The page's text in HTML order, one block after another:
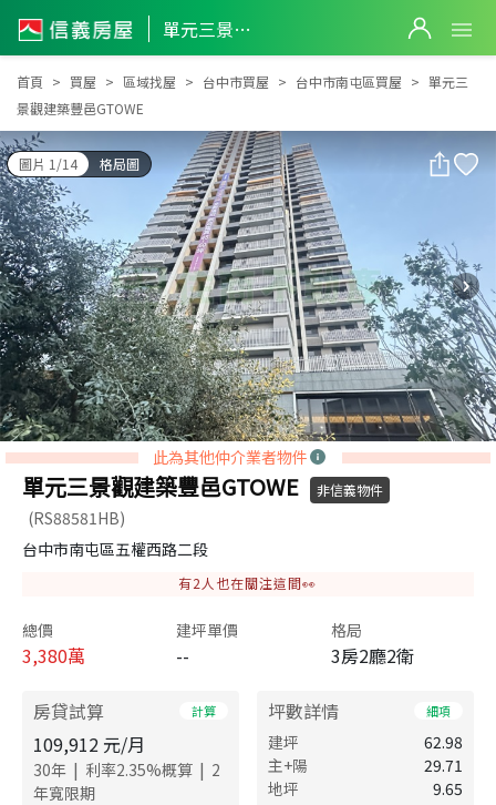
單元三景觀建築豐邑GTOWE
單元三景觀建築豐邑GTOWE
首頁 買屋 區域找屋 台中市買屋 台中市南屯區買屋
單元三
景觀建築豐邑GTOWE
圖片 1/14 格局圖
此為其他仲介業者物件
單元三景觀建築豐邑GTOWE 非信義物件
(RS88581HB)
台中市南屯區五權西路二段
有2 人也在關注這間👀
總價
3,380萬
建坪單價
--
格局
3房2廳2衛
房貸試算 計算
109,912 元/月
30年 | 利率2.35%概算 | 2
年寬限期
坪數詳情 細項
建坪
62.98
主+陽
29.71
地坪
9.65